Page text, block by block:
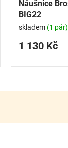
Náušnice
BIG22
skladem (1 pár)
1 130 Kč